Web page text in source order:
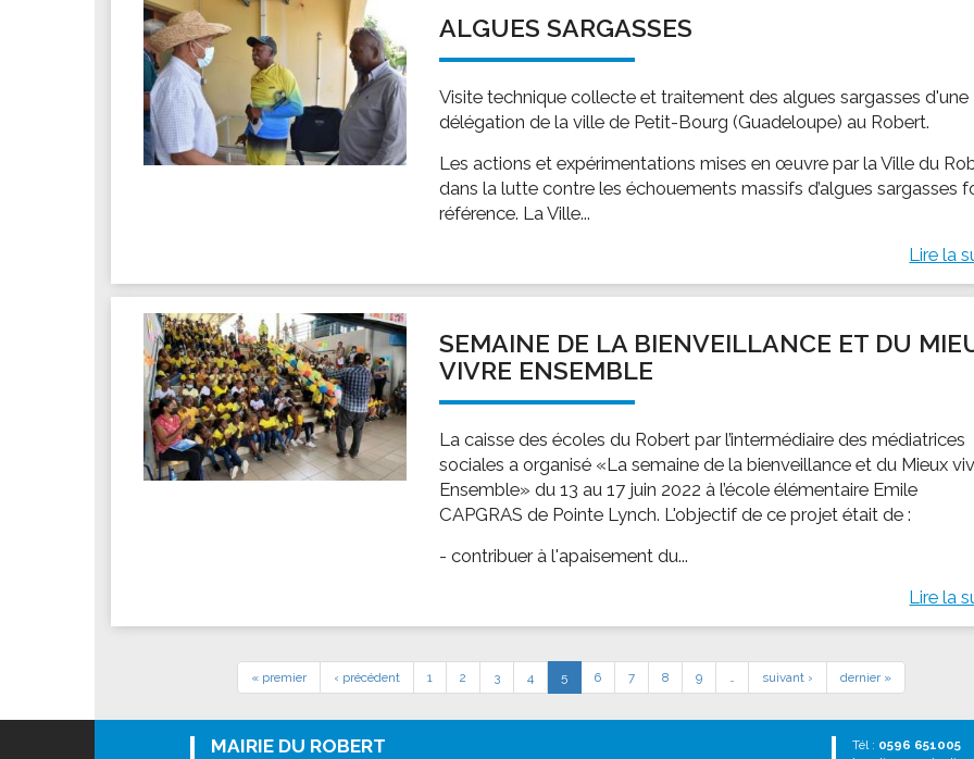
ALGUES SARGASSES
Visite technique collecte et traitement des algues sargasses d'une
délégation de la ville de Petit-Bourg (Guadeloupe) au Robert.
Les actions et expérimentations mises en œuvre par la Ville du
dans la lutte contre les échouements massifs d’algues sargasses
référence. La Ville...
Lire la
SEMAINE DE LA BIENVEILLANCE ET DU
VIVRE ENSEMBLE
La caisse des écoles du Robert par l’intermédiaire des médiatrices
sociales a organisé «La semaine de la bienveillance et du Mieux
Ensemble» du 13 au 17 juin 2022 à l’école élémentaire Emile
CAPGRAS de Pointe Lynch. L'objectif de ce projet était de :
- contribuer à l'apaisement du...
Lire la
« premier ‹ précédent 1 2 3 4 5 6 7 8 9 … suivant › dernier »
MAIRIE DU ROBERT Tél : 0596 651005